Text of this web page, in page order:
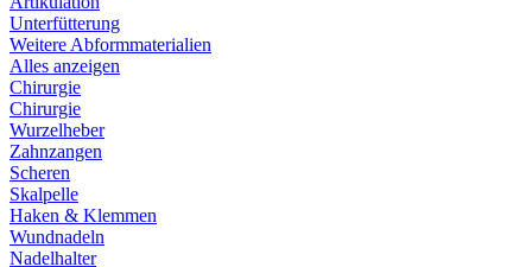
Unterfütterung
Weitere Abformmaterialien
Alles anzeigen
Chirurgie
Chirurgie
Wurzelheber
Zahnzangen
Scheren
Skalpelle
Haken & Klemmen
Wundnadeln
Nadelhalter